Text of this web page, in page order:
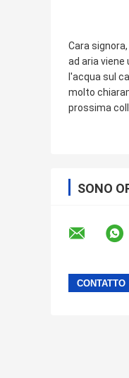
Cara
ad aria
l'acqua sul
molto
prossima
SONO